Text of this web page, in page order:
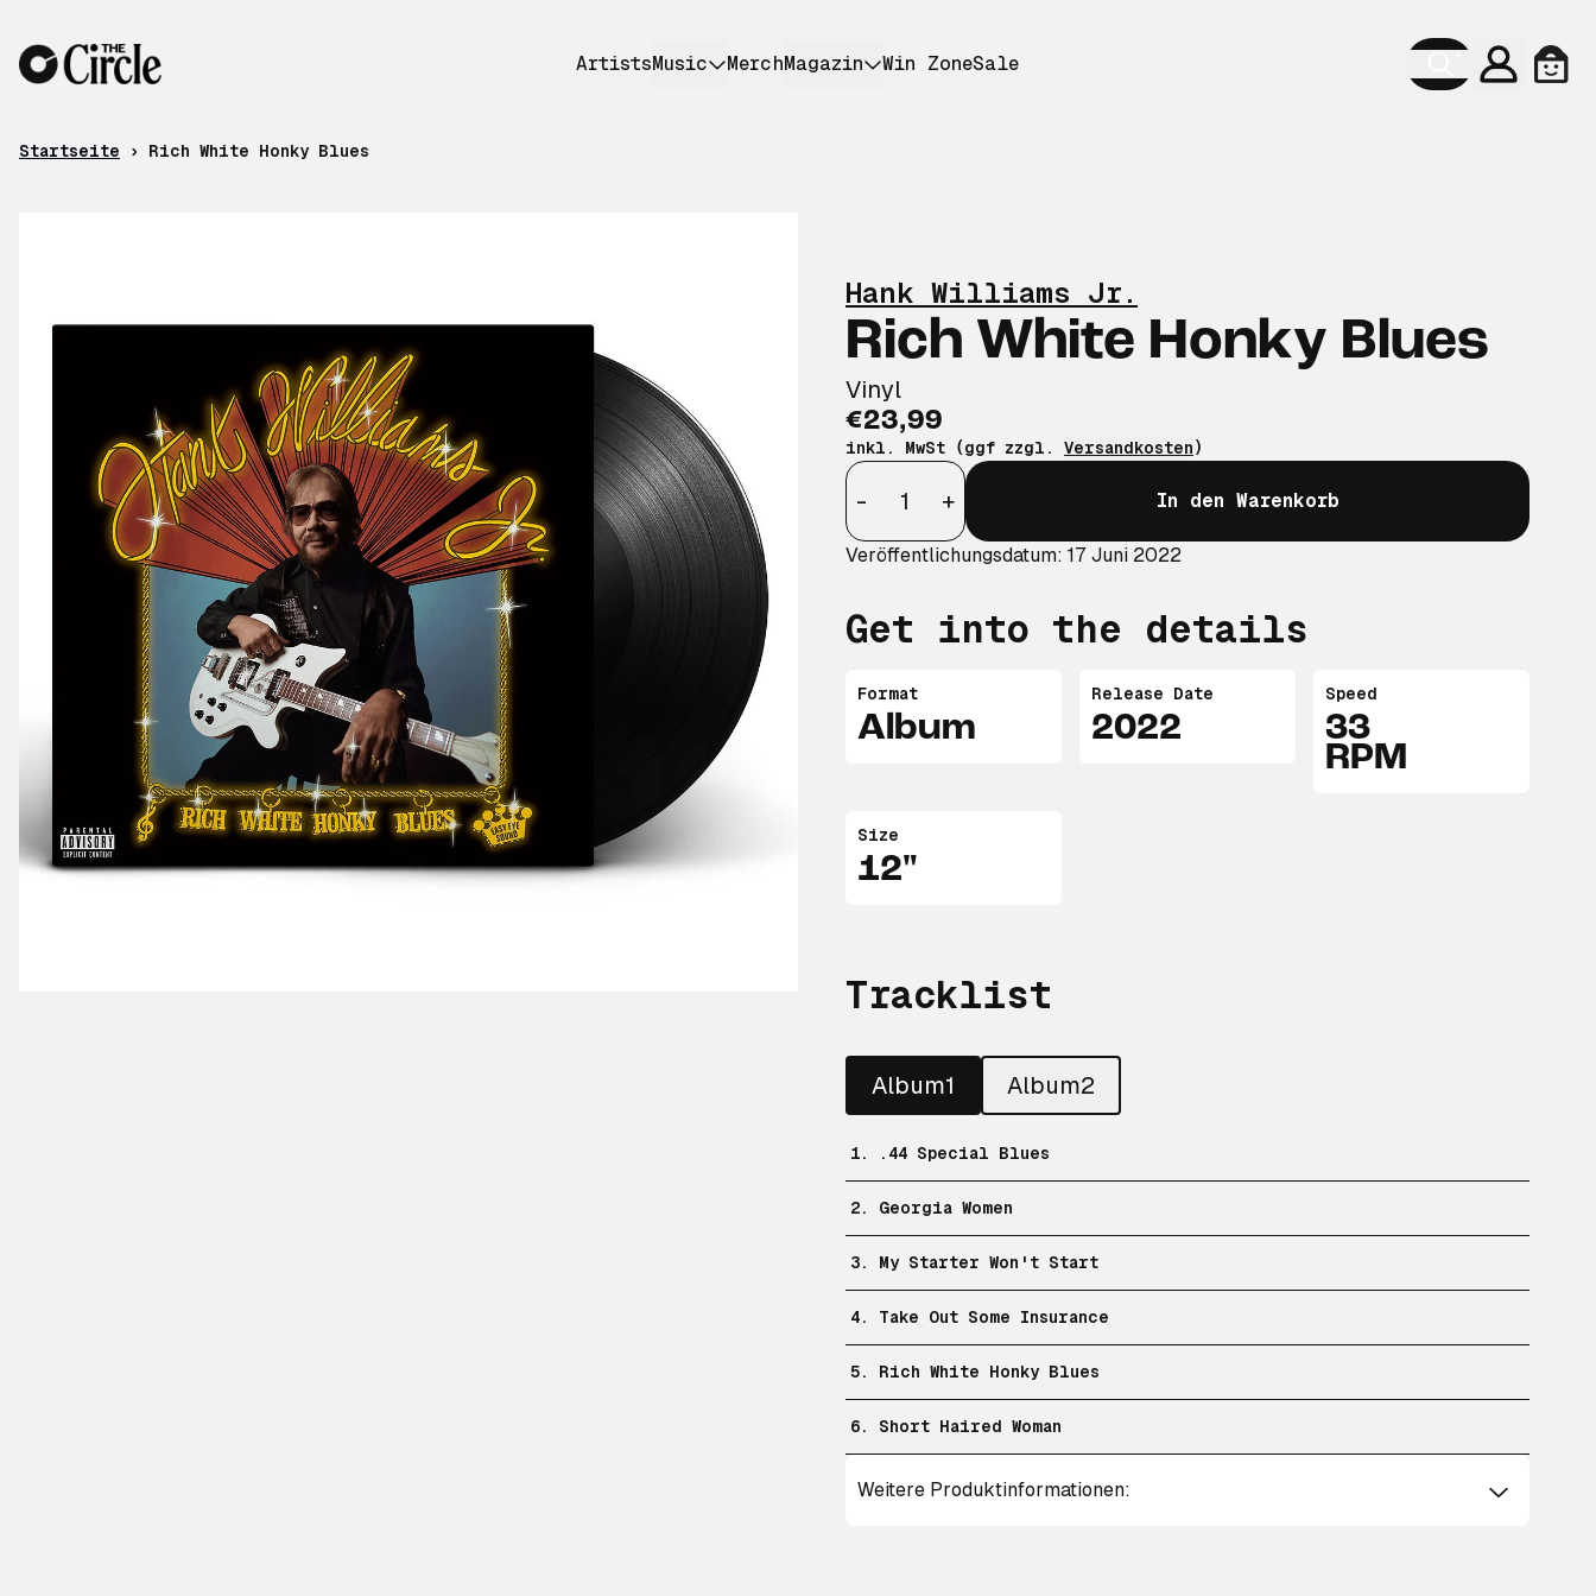
ArtistsMusic MerchMagazin Win ZoneSale
Konto
Startseite › Rich White Honky Blues
Hank Williams Jr.
Rich White Honky Blues
Vinyl
€23,99
inkl. MwSt (ggf zzgl. Versandkosten)
Anzahl
-
+ In den Warenkorb
Veröffentlichungsdatum: 17 Juni 2022
Get into the details
Format
Album
Release Date
2022
Speed
33
RPM
Size
12"
Tracklist
Album1 Album2
1. .44 Special Blues
2. Georgia Women
3. My Starter Won't Start
4. Take Out Some Insurance
5. Rich White Honky Blues
6. Short Haired Woman
Weitere Produktinformationen: